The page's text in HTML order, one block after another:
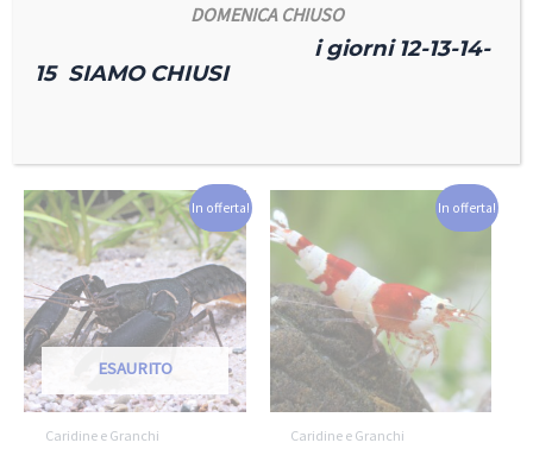
In offerta!
ESAURITO
Caridine e Granchi
In offerta!
Caridine e Granchi
DOMENICA CHIUSO
i giorni 12-13-14-
15 SIAMO CHIUSI